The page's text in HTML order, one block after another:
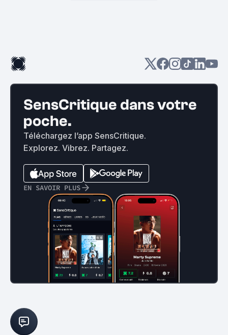
SensCritique dans votre
poche.
Téléchargez l’app SensCritique.
Explorez. Vibrez. Partagez.
EN SAVOIR PLUS